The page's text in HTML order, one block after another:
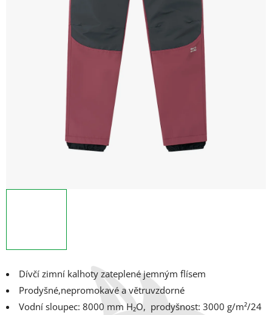
Dívčí zimní kalhoty zateplené jemným flísem
Prodyšné,nepromokavé a větruvzdorné
Vodní sloupec: 8000 mm H₂O, prodyšnost: 3000 g/m²/24